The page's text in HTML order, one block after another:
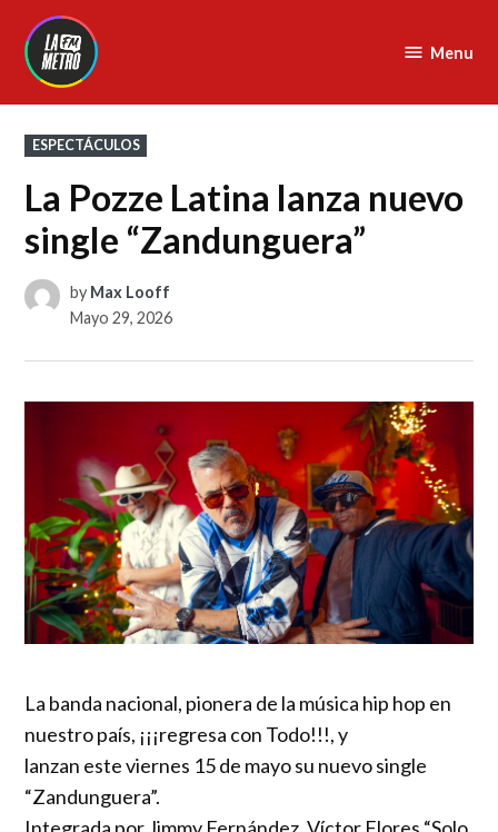
content
Menu
POSTED
IN
ESPECTÁCULOS
La Pozze Latina lanza nuevo
single “Zandunguera”
by Max Looff
Mayo 29, 2026
La banda nacional, pionera de la música hip hop en
nuestro país, ¡¡¡regresa con Todo!!!, y
lanzan este viernes 15 de mayo su nuevo single
“Zandunguera”.